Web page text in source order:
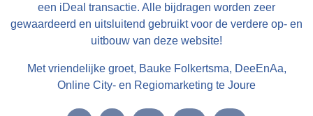
andere naam die wordt gebruikt voor stinswier is
‘wijer’. Deze naam komen we tegen in het
Register van aanbreng bij de buurman van Epa
Ighaz op Suderburen. Lolla Taekaz is hier
pachtboer en “dije halve huijssteed mijt die
halve wijer hoert Epa voer XIV st “. Epa Ighaz is
een iDeal transactie. Alle bijdragen worden zeer
gewaardeerd en uitsluitend gebruikt voor de verdere op- en
uitbouw van deze website!
Met vriendelijke groet, Bauke Folkertsma, DeeEnAa,
Online City- en Regiomarketing te Joure